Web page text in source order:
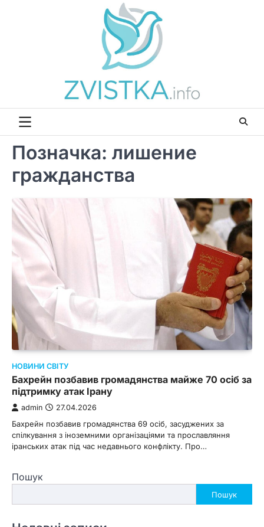
Позначка: лишение
гражданства
НОВИНИ СВІТУ
Бахрейн позбавив громадянства майже 70 осіб за
підтримку атак Ірану
admin 27.04.2026
Бахрейн позбавив громадянства 69 осіб, засуджених за
спілкування з іноземними організаціями та прославляння
іранських атак під час недавнього конфлікту. Про…
Пошук
Пошук